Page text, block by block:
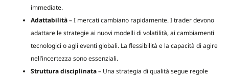
immediate.
Adattabilità– I mercati cambiano rapidamente. I trader devono
adattare le strategie ai nuovi modelli di volatilità, ai cambiamenti
tecnologici o agli eventi globali. La flessibilità e la capacità di agire
nell’incertezza sono essenziali.
Struttura disciplinata– Una strategia di qualità segue regole